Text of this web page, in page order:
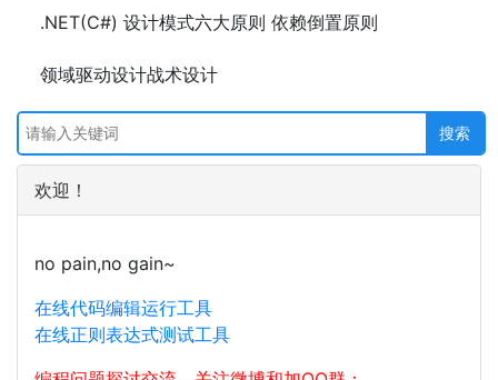
.NET(C#) 设计模式六大原则 依赖倒置原则
领域驱动设计战术设计
欢迎！
no pain,no gain~
在线代码编辑运行工具
在线正则表达式测试工具